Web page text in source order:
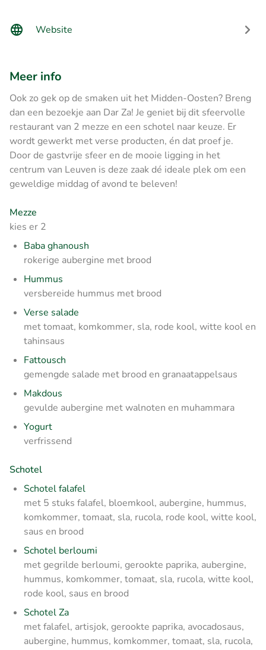
Website
Meer info
Ook zo gek op de smaken uit het Midden-Oosten? Breng
dan een bezoekje aan Dar Za! Je geniet bij dit sfeervolle
restaurant van 2 mezze en een schotel naar keuze. Er
wordt gewerkt met verse producten, én dat proef je.
Door de gastvrije sfeer en de mooie ligging in het
centrum van Leuven is deze zaak dé ideale plek om een
geweldige middag of avond te beleven!
Mezze
kies er 2
Baba ghanoush
rokerige aubergine met brood
Hummus
versbereide hummus met brood
Verse salade
met tomaat, komkommer, sla, rode kool, witte kool en
tahinsaus
Fattousch
gemengde salade met brood en granaatappelsaus
Makdous
gevulde aubergine met walnoten en muhammara
Yogurt
verfrissend
Schotel
Schotel falafel
met 5 stuks falafel, bloemkool, aubergine, hummus,
komkommer, tomaat, sla, rucola, rode kool, witte kool,
saus en brood
Schotel berloumi
met gegrilde berloumi, gerookte paprika, aubergine,
hummus, komkommer, tomaat, sla, rucola, witte kool,
rode kool, saus en brood
Schotel Za
met falafel, artisjok, gerookte paprika, avocadosaus,
aubergine, hummus, komkommer, tomaat, sla, rucola,